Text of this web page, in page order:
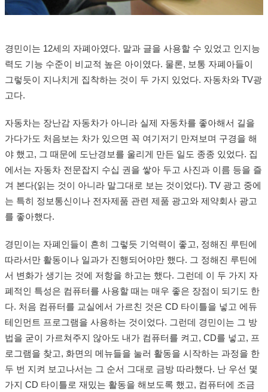
경민이는 12세의 자폐아였다. 말과 글을 사용할 수 있었고 인지능
력도 기능 수준이 비교적 높은 아이였다. 물론, 보통 자폐아들이
그렇듯이 지나치게 집착하는 것이 두 가지 있었다. 자동차와 TV광
고다.
자동차는 장난감 자동차가 아니라 실제 자동차를 좋아해서 길을
가다가도 처음보는 차가 있으면 꼭 여기저기 만져보며 구경을 해
야 했고, 그 때문에 도난경보를 울리게 만든 일도 종종 있었다. 집
에서는 자동차 전문잡지 수십 권을 쌓아 두고 사진과 이름 등을 즐
겨 본다(읽는 것이 아니라 말그대로 보는 것이었다). TV 광고 중에
는 특히 정보통신이나 전자제품 관련 제품 광고와 제약회사 광고
를 좋아했다.
경민이는 자폐인들이 흔히 그렇듯 기억력이 좋고, 정해진 루틴에
따라서만 활동이나 일과가 진행되어야만 했다. 그 정해진 루틴에
서 변화가 생기는 것에 저항을 하고는 했다. 그런데 이 두 가지 자
폐적인 특성은 컴퓨터를 사용할 때는 매우 좋은 장점이 되기도 한
다. 처음 컴퓨터를 교실에서 가르친 것은 CD 타이틀을 넣고 에듀
테인먼트 프로그램을 사용하는 것이었다. 그런데 경민이는 그 방
법을 굳이 가르쳐주지 않아도 내가 컴퓨터를 켜고, CD를 넣고, 프
로그램을 찾고, 화면의 메뉴들을 눌러 활동을 시작하는 과정을 한
두 번 지켜 보고나서는 그 순서 그대로 금방 따라했다. 난 우선 몇
가지 CD 타이틀로 재밌는 활동을 해보도록 했고, 컴퓨터에 조금